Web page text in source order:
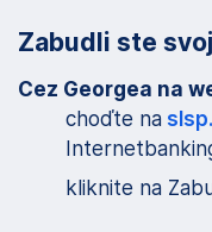
Zabudli ste
Cez Georgea na
choďte na
kliknite na